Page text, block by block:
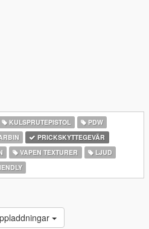
KULSPRUTEPISTOL
PDW
PRICKSKYTTEGEVÄR
VAPEN TEXTURER
LJUD